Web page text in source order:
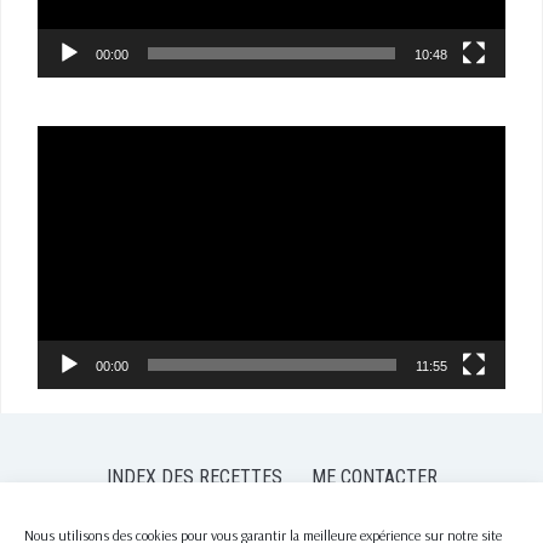
Nous utilisons des cookies pour vous garantir la meilleure expérience sur notre site
00:00 10:48
00:00 11:55
INDEX DES RECETTES
ME CONTACTER